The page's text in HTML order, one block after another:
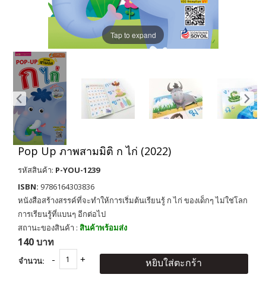
Tap to expand
Pop Up ภาพสามมิติ ก ไก่ (2022)
รหัสสินค้า: P-YOU-1239
ISBN: 9786164303836
หนังสือสร้างสรรค์ที่จะทำให้การเริ่มต้นเรียนรู้ ก ไก่ ของเด็กๆ ไม่ใช่โลก
การเรียนรู้ที่แบนๆ อีกต่อไป
สถานะของสินค้า : สินค้าพร้อมส่ง
140 บาท
จำนวน: หยิบใส่ตะกร้า